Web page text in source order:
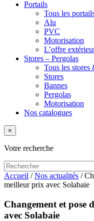
Portails
Tous les
Alu
PVC
Motorisation
L’offre
Stores – Pergolas
Tous les stores
Stores
Bannes
Pergolas
Motorisation
Nos catalogues
×
Votre recherche
Accueil /Nos actualités /
meilleur prix avec Solabaie
Changement et pose
avec Solabaie